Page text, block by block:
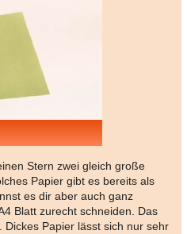
Stern zwei gleich große
Papier gibt es bereits als
es dir aber auch ganz
Blatt zurecht schneiden. Das
Dickes Papier lässt sich nur sehr